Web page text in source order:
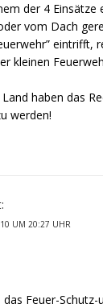
der 4 Einsätze
vom Dach
eintrifft,
kleinen
haben das
werden!
UM 20:27 UHR
Feuer-Schutz-